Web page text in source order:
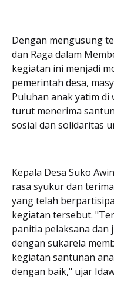
Dengan mengusung
dan Raga dalam
kegiatan ini menjadi
pemerintah desa,
Puluhan anak yatim di
turut menerima
sosial dan solidaritas
Kepala Desa Suko
rasa syukur dan
yang telah
kegiatan tersebut.
panitia pelaksana dan
dengan sukarela
kegiatan santunan
dengan baik," ujar